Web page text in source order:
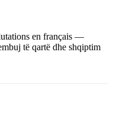
en français —
të qartë dhe shqiptim